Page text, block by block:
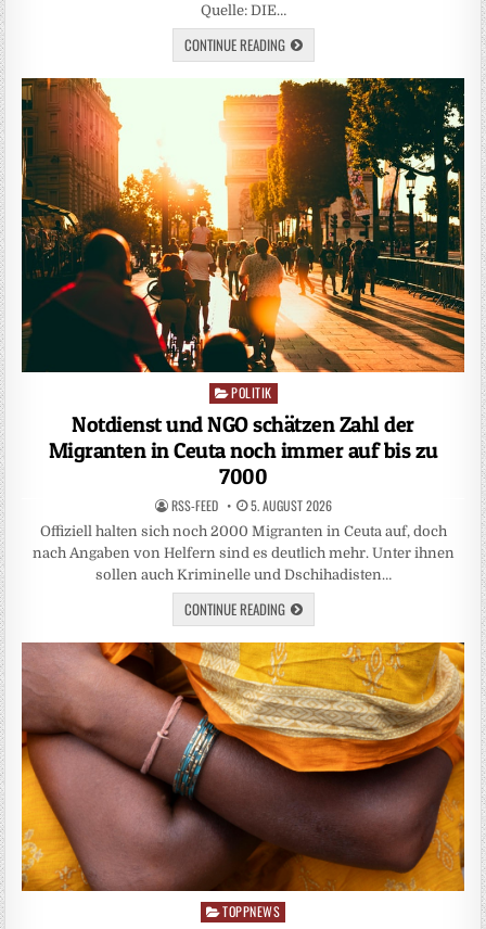
Quelle: DIE…
CONTINUE READING
Posted
in
POLITIK
Notdienst und NGO schätzen Zahl der
Migranten in Ceuta noch immer auf bis zu
7000
RSS-FEED 5. AUGUST 2026
Offiziell halten sich noch 2000 Migranten in Ceuta auf, doch
nach Angaben von Helfern sind es deutlich mehr. Unter ihnen
sollen auch Kriminelle und Dschihadisten…
CONTINUE READING
Posted
TOPPNEWS